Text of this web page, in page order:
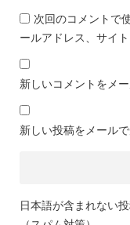
次回のコメントで
ールアドレス、サイト
新しいコメントをメ
新しい投稿をメール
日本語が含まれない